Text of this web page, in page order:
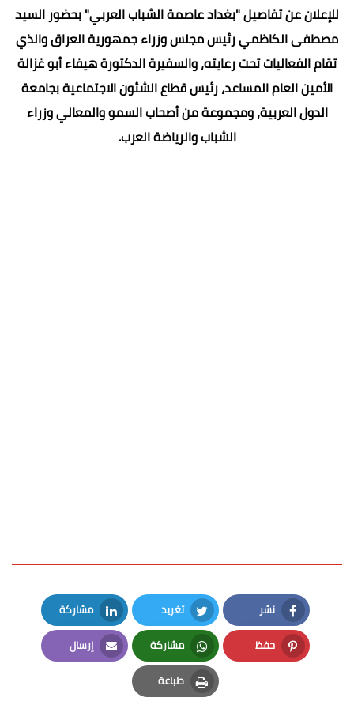
للإعلان عن تفاصيل "بغداد عاصمة الشباب العربي" بحضور السيد
مصطفى الكاظمي رئيس مجلس وزراء جمهورية العراق والذي
تقام الفعاليات تحت رعايته، والسفيرة الدكتورة هيفاء أبو غزالة
الأمين العام المساعد، رئيس قطاع الشئون الاجتماعية بجامعة
الدول العربية، ومجموعة من أصحاب السمو والمعالي وزراء
الشباب والرياضة العرب.
نشر
Facebook
تغريد
Twitter
مشاركة
LinkedIn
حفظ
Pinterest
مشاركة
Whatsapp
إرسال
Email
طباعة
Print